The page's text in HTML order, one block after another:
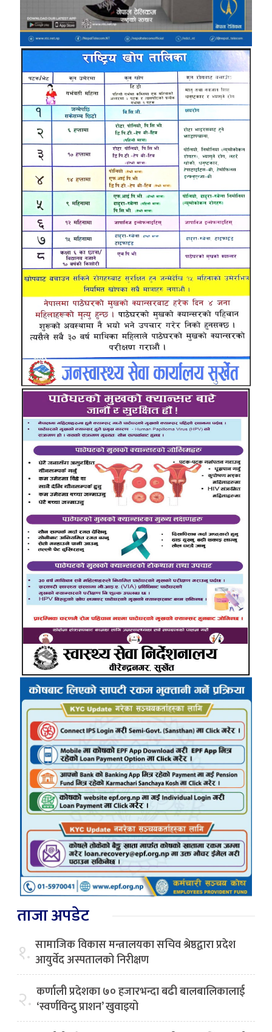
ताजा अपडेट
१. सामाजिक विकास मन्त्रालयका सचिव श्रेष्ठद्वारा प्रदेश
आयुर्वेद अस्पतालको निरीक्षण
२. कर्णाली प्रदेशका ७० हजारभन्दा बढी बालबालिकालाई
‘स्वर्णविन्दु प्राशन’ खुवाइयो